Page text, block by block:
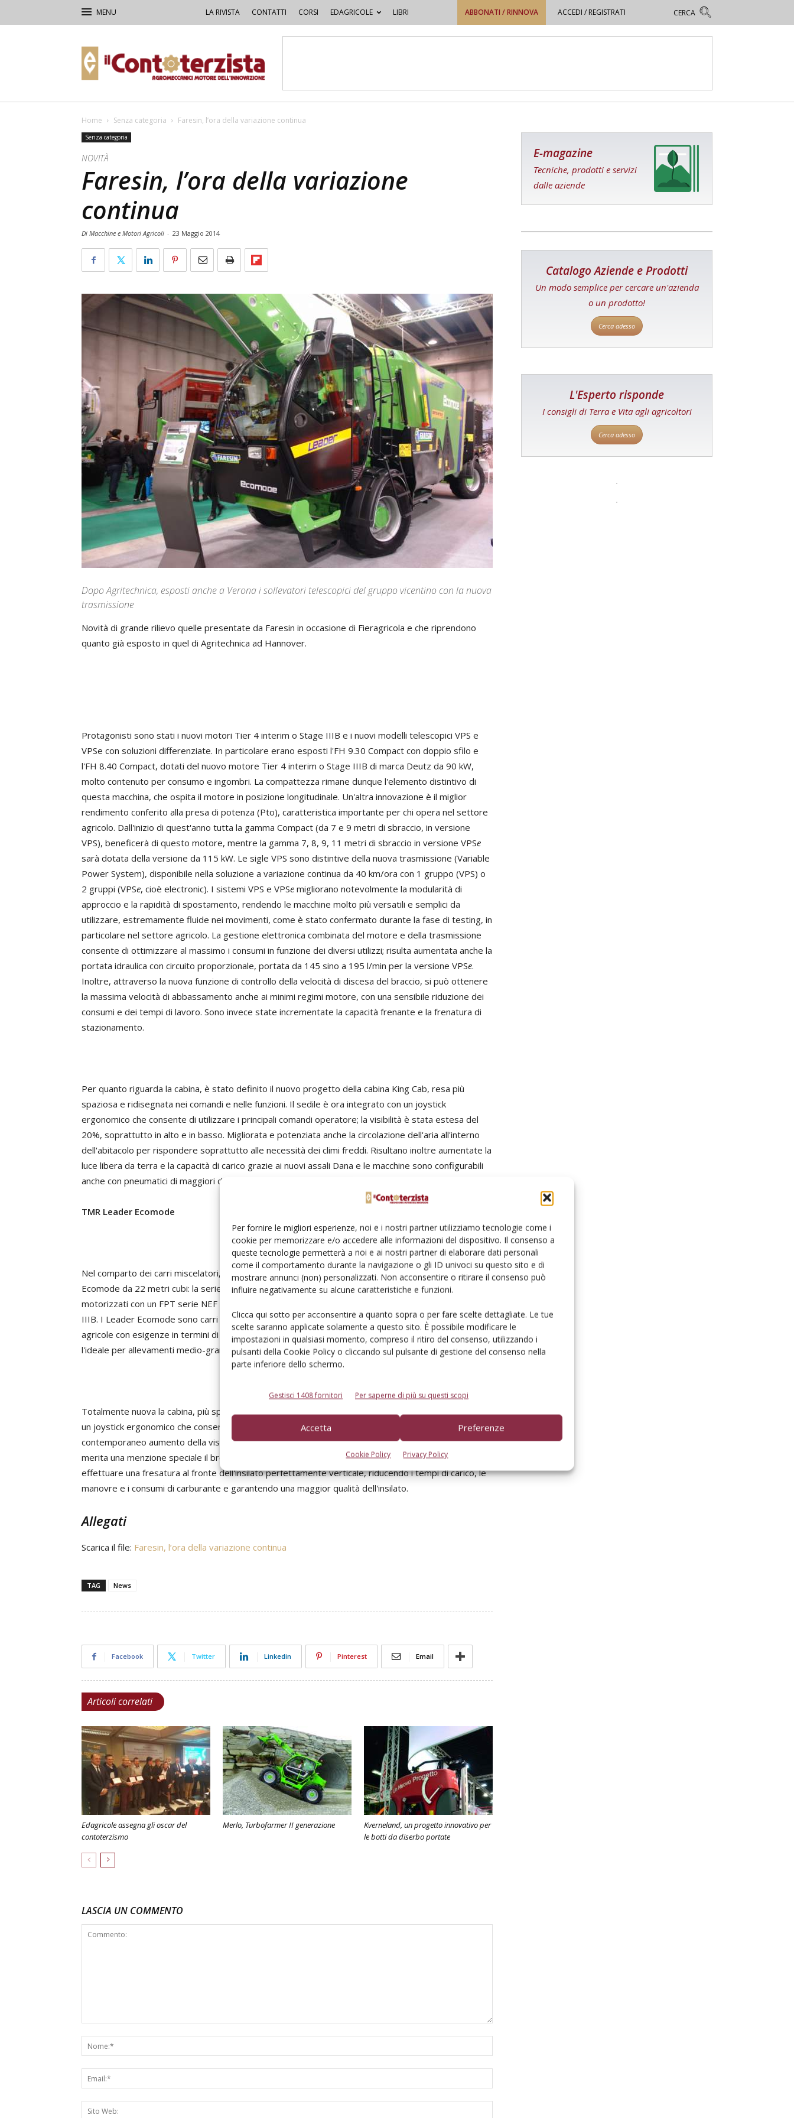
Per fornire le migliori esperienze, noi e i nostri partner utilizziamo tecnologie come i
cookie per memorizzare e/o accedere alle informazioni del dispositivo. Il consenso a
queste tecnologie permetterà a noi e ai nostri partner di elaborare dati personali
come il comportamento durante la navigazione o gli ID univoci su questo sito e di
mostrare annunci (non) personalizzati. Non acconsentire o ritirare il consenso può
influire negativamente su alcune caratteristiche e funzioni.
Clicca qui sotto per acconsentire a quanto sopra o per fare scelte dettagliate. Le tue
scelte saranno applicate solamente a questo sito. È possibile modificare le
impostazioni in qualsiasi momento, compreso il ritiro del consenso, utilizzando i
pulsanti della Cookie Policy o cliccando sul pulsante di gestione del consenso nella
parte inferiore dello schermo.
Gestisci 1408 fornitori Per saperne di più su questi scopi
Accetta Preferenze
Cookie Policy Privacy Policy
LA RIVISTA CONTATTI CORSI EDAGRICOLE LIBRI ABBONATI / RINNOVA ACCEDI / REGISTRATI
Contoterzista
Home Senza categoria Faresin, l’ora della variazione continua
Senza categoria
NOVITÀ
Faresin, l’ora della variazione
continua
Di Macchine e Motori Agricoli - 23 Maggio 2014
Dopo Agritechnica, esposti anche a Verona i sollevatori telescopici del gruppo vicentino con la nuova
trasmissione
Novità di grande rilievo quelle presentate da Faresin in occasione di Fieragricola e che riprendono
quanto già esposto in quel di Agritechnica ad Hannover.
Protagonisti sono stati i nuovi motori Tier 4 interim o Stage IIIB e i nuovi modelli telescopici VPS e
VPSe con soluzioni differenziate. In particolare erano esposti l'FH 9.30 Compact con doppio sfilo e
l'FH 8.40 Compact, dotati del nuovo motore Tier 4 interim o Stage IIIB di marca Deutz da 90 kW,
molto contenuto per consumo e ingombri. La compattezza rimane dunque l'elemento distintivo di
questa macchina, che ospita il motore in posizione longitudinale. Un'altra innovazione è il miglior
rendimento conferito alla presa di potenza (Pto), caratteristica importante per chi opera nel settore
agricolo. Dall'inizio di quest'anno tutta la gamma Compact (da 7 e 9 metri di sbraccio, in versione
VPS), beneficerà di questo motore, mentre la gamma 7, 8, 9, 11 metri di sbraccio in versione VPSe
sarà dotata della versione da 115 kW. Le sigle VPS sono distintive della nuova trasmissione (Variable
Power System), disponibile nella soluzione a variazione continua da 40 km/ora con 1 gruppo (VPS) o
2 gruppi (VPSe, cioè electronic). I sistemi VPS e VPSe migliorano notevolmente la modularità di
approccio e la rapidità di spostamento, rendendo le macchine molto più versatili e semplici da
utilizzare, estremamente fluide nei movimenti, come è stato confermato durante la fase di testing, in
particolare nel settore agricolo. La gestione elettronica combinata del motore e della trasmissione
consente di ottimizzare al massimo i consumi in funzione dei diversi utilizzi; risulta aumentata anche la
portata idraulica con circuito proporzionale, portata da 145 sino a 195 l/min per la versione VPSe.
Inoltre, attraverso la nuova funzione di controllo della velocità di discesa del braccio, si può ottenere
la massima velocità di abbassamento anche ai minimi regimi motore, con una sensibile riduzione dei
consumi e dei tempi di lavoro. Sono invece state incrementate la capacità frenante e la frenatura di
stazionamento.
Per quanto riguarda la cabina, è stato definito il nuovo progetto della cabina King Cab, resa più
spaziosa e ridisegnata nei comandi e nelle funzioni. Il sedile è ora integrato con un joystick
ergonomico che consente di utilizzare i principali comandi operatore; la visibilità è stata estesa del
20%, soprattutto in alto e in basso. Migliorata e potenziata anche la circolazione dell'aria all'interno
dell'abitacolo per rispondere soprattutto alle necessità dei climi freddi. Risultano inoltre aumentate la
luce libera da terra e la capacità di carico grazie ai nuovi assali Dana e le macchine sono configurabili
anche con pneumatici di maggiori dimensioni.
TMR Leader Ecomode
Nel comparto dei carri miscelatori, i riflettori sono stati puntati soprattutto sul Leader nella versione
Ecomode da 22 metri cubi: la serie Ecomode dispone di modelli dai 9 ai 33 metri cubi, che saranno
motorizzati con un FPT serie NEF per impieghi industriali, da 151 a 181 kW Tier 4 interim o Stage
IIIB. I Leader Ecomode sono carri a miscelazione verticale concepiti per supportare le aziende
agricole con esigenze in termini di grandi volumi di miscelata e chilometraggio negli spostamenti:
l'ideale per allevamenti medio-grandi e per contoterzisti e una forte riduzione dei consumi.
Totalmente nuova la cabina, più spaziosa, rivista nei comandi e nelle funzioni. Il sedile è integrato con
un joystick ergonomico che consente di utilizzare i principali comandi operatore con un
contemporaneo aumento della visibilità sulla fresa. Tra le soluzioni elettroniche di ultima generazione,
merita una menzione speciale il brevetto Faresin Industries del Vertical Cut che permette di
effettuare una fresatura al fronte dell'insilato perfettamente verticale, riducendo i tempi di carico, le
manovre e i consumi di carburante e garantendo una maggior qualità dell'insilato.
Allegati
Scarica il file: Faresin, l’ora della variazione continua
TAG News
Facebook Twitter Linkedin Pinterest Email
Articoli correlati
Edagricole assegna gli oscar del
contoterzismo
Merlo, Turbofarmer II generazione
Kverneland, un progetto innovativo per
le botti da diserbo portate
LASCIA UN COMMENTO
E-magazine
Tecniche, prodotti e servizi
dalle aziende
Catalogo Aziende e Prodotti
Un modo semplice per cercare un'azienda
o un prodotto!
Cerca adesso
L'Esperto risponde
I consigli di Terra e Vita agli agricoltori
Cerca adesso